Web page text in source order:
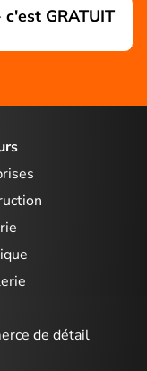
GRATUIT
de détail